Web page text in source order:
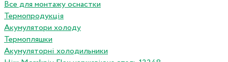
Все для монтажу оснастки
Термопродукція
Акумулятори холоду
Термопляшки
Акумуляторні холодильники